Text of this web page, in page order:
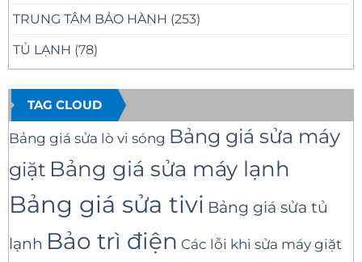
TRUNG TÂM BẢO HÀNH (253)
TỦ LẠNH (78)
TAG CLOUD
Bảng giá sửa lò vi sóng Bảng giá sửa máy
giặt Bảng giá sửa máy lạnh
Bảng giá sửa tivi Bảng giá sửa tủ
lạnh Bảo trì điện Các lỗi khi sửa máy giặt